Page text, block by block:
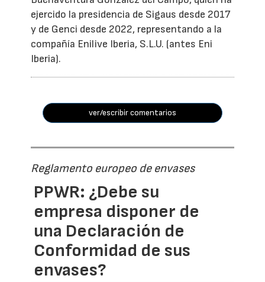
ejercido la presidencia de Sigaus desde 2017
y de Genci desde 2022, representando a la
compañía Enilive Iberia, S.L.U. (antes Eni
Iberia).
ver/escribir comentarios
Reglamento europeo de envases
PPWR: ¿Debe su
empresa disponer de
una Declaración de
Conformidad de sus
envases?